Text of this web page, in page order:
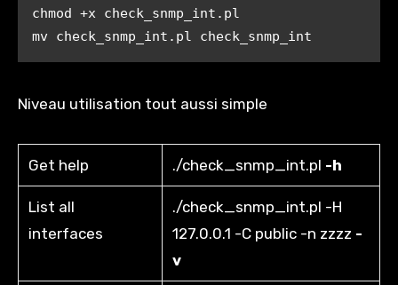
chmod +x check_snmp_int.pl
mv check_snmp_int.pl check_snmp_int
Niveau utilisation tout aussi simple
Get help ./check_snmp_int.pl -h
List all
interfaces
./check_snmp_int.pl -H
127.0.0.1 -C public -n zzzz -
v